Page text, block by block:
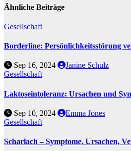
Ähnliche Beiträge
Gesellschaft
Borderline: Persönlichkeitsstörung
Sep 16, 2024
Janine Schulz
Gesellschaft
Laktoseintoleranz: Ursachen und
Sep 10, 2024
Emma Jones
Gesellschaft
Scharlach – Symptome, Ursachen,